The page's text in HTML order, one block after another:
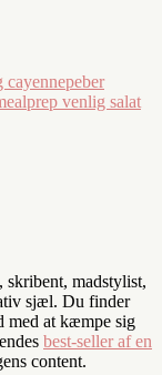
venlig salat
skribent, madstylist,
sjæl. Du finder
med at kæmpe sig
best-seller af en
content.